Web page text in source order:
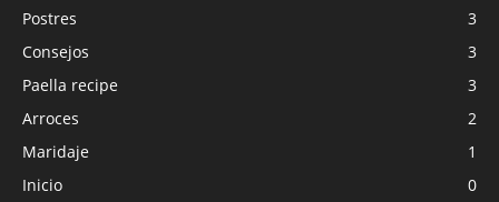
Postres
3
Consejos
3
Paella recipe
3
Arroces
2
Maridaje
1
Inicio
0